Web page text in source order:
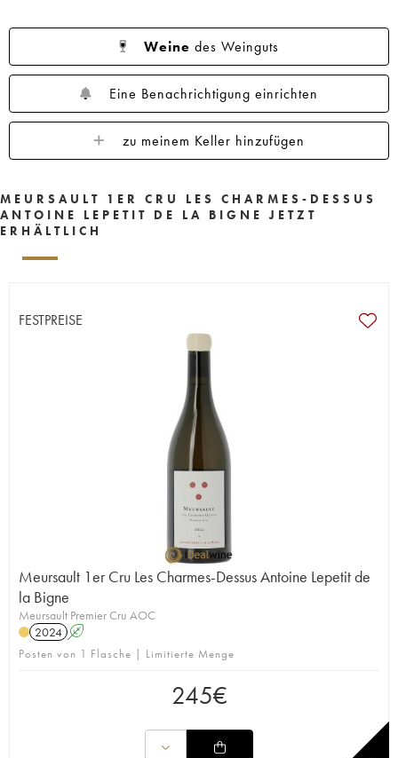
Weine des Weinguts
Eine Benachrichtigung einrichten
zu meinem Keller hinzufügen
MEURSAULT 1ER CRU LES CHARMES-DESSUS
ANTOINE LEPETIT DE LA BIGNE JETZT
ERHÄLTLICH
FESTPREISE
Meursault 1er Cru Les Charmes-Dessus Antoine Lepetit de
la Bigne
Meursault Premier Cru AOC
2024 A
Posten von 1 Flasche | Limitierte Menge
245€